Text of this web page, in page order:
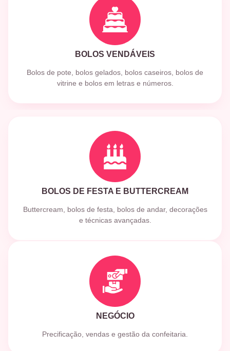
BOLOS VENDÁVEIS
Bolos de pote, bolos gelados, bolos caseiros, bolos de
vitrine e bolos em letras e números.
BOLOS DE FESTA E BUTTERCREAM
Buttercream, bolos de festa, bolos de andar, decorações
e técnicas avançadas.
NEGÓCIO
Precificação, vendas e gestão da confeitaria.